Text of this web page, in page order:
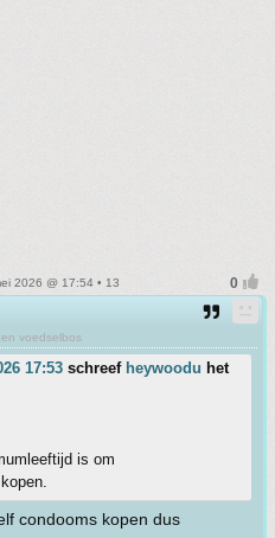
2026 @ 17:54 • 13
voedselbos
17:53 schreef heywoodu het
is om
condooms kopen dus